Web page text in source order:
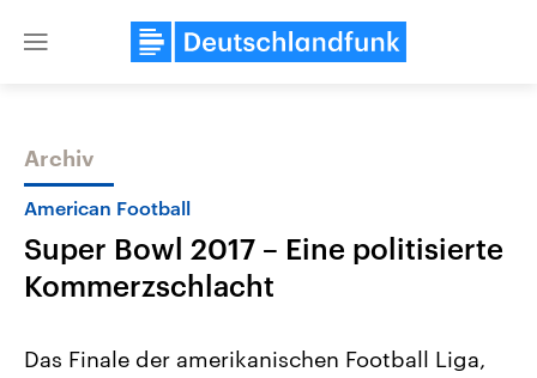
Close
Themen
Archiv
American Football
Super Bowl 2017 – Eine politisierte
Kommerzschlacht
Das Finale der amerikanischen Football Liga,